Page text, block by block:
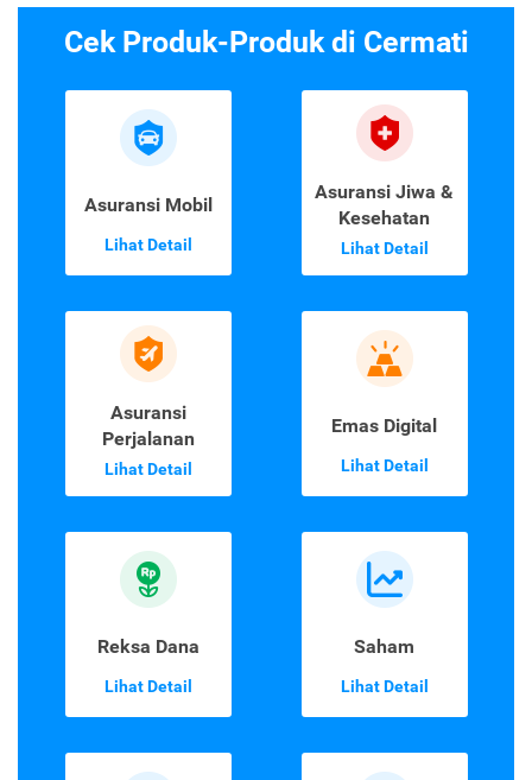
Cek Produk-Produk di Cermati
Asuransi Mobil
Lihat Detail
Asuransi Jiwa &
Kesehatan
Lihat Detail
Asuransi
Perjalanan
Lihat Detail
Emas Digital
Lihat Detail
Reksa Dana
Lihat Detail
Saham
Lihat Detail